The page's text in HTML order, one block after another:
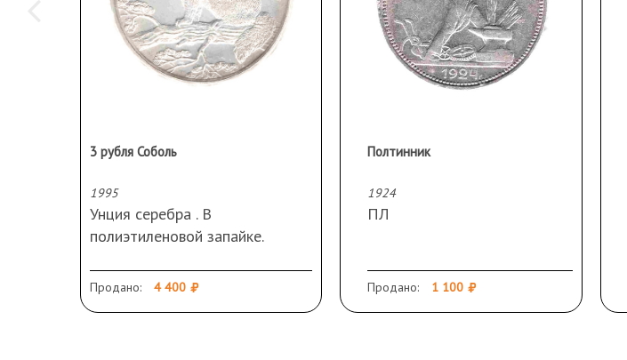
3 рубля Соболь
1995
Унция серебра . В
полиэтиленовой запайке.
Продано: 4 400
Полтинник
1924
ПЛ
Продано: 1 100